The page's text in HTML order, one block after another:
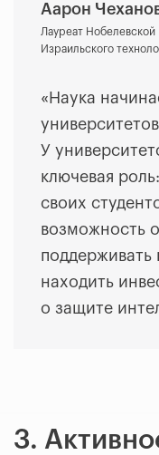
Аарон
Лауреат
Израильского
«Наука
У
ключевая
своих
возможность
поддерживать
находить
о защите
3.